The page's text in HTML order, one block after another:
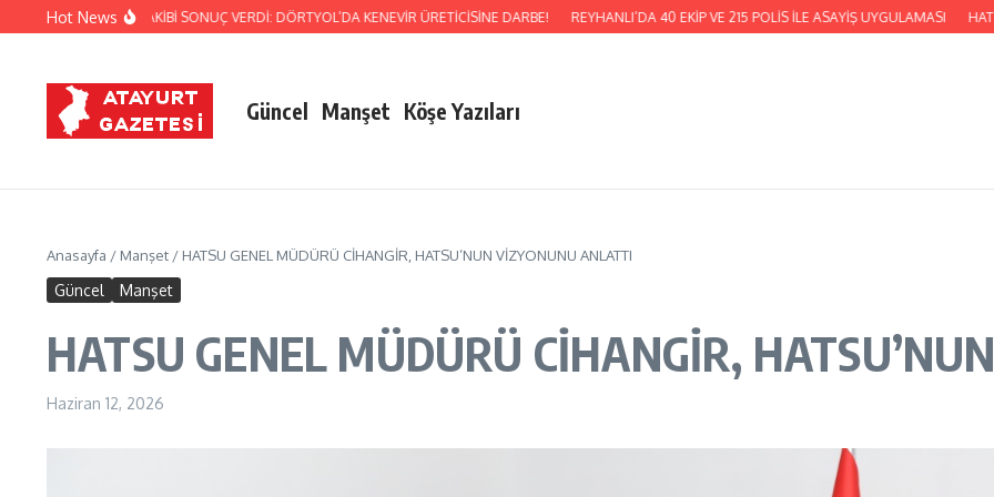
İçeriğe atlaHot News
TİTİZ TAKİBİ SONUÇ VERDİ: DÖRTYOL’DA KENEVİR ÜRETİCİSİNE DARBE! REYHANLI’DA 40 EKİP VE 215 POLİS İLE ASAYİŞ UYGULAMASI HATSU,
Güncel Manşet Köşe Yazıları
Anasayfa / Manşet / HATSU GENEL MÜDÜRÜ CİHANGİR, HATSU’NUN VİZYONUNU ANLATTI
Güncel Manşet
HATSU GENEL MÜDÜRÜ CİHANGİR,
Haziran 12, 2026